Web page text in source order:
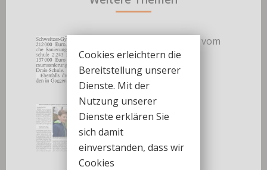
Badisches Tagblatt vom
30.03.2019
30. März 2019
Badische Neueste
Nachrichten vom
30.03.2019
30. März 2019
Cookies erleichtern die
Bereitstellung unserer
Dienste. Mit der
Nutzung unserer
Dienste erklären Sie
sich damit
einverstanden, dass wir
Cookies